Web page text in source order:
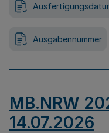
Ausgabennummer
MB.NRW
14.07.2026